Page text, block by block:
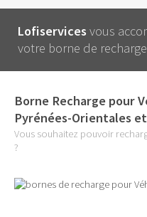
Lofiservices vous
votre borne de
Borne Recharge pour
Pyrénées-Orientales
Vous souhaitez pouvoir
?